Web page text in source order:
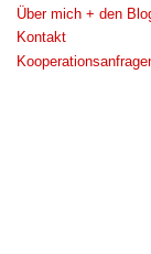
Über mich + den
Kontakt